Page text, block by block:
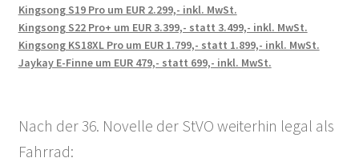
Kingsong S19 Pro um EUR 2.299,- inkl. MwSt.
Kingsong S22 Pro+ um EUR 3.399,- statt 3.499,- inkl. MwSt.
Kingsong KS18XL Pro um EUR 1.799,- statt 1.899,- inkl. MwSt.
Jaykay E-Finne um EUR 479,- statt 699,- inkl. MwSt.
Nach der 36. Novelle der StVO weiterhin legal als
Fahrrad: